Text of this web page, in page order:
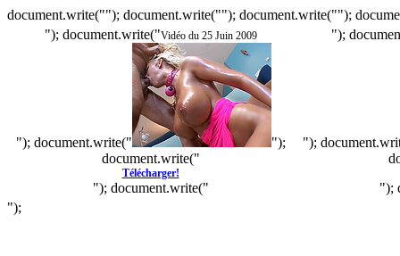
document.write(""); document.write(""); document.write("");
"); document.write("Vidéo du 25 Juin 2009
"); document.write("
");
document.write("
Télécharger!
"); document.write("
");
");
");
");